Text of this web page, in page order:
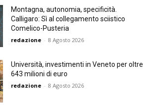
Montagna, autonomia, specificità.
Calligaro: Sì al collegamento sciistico
Comelico-Pusteria
redazione - 8 Agosto 2026
Università, investimenti in Veneto per oltre
643 milioni di euro
redazione - 8 Agosto 2026